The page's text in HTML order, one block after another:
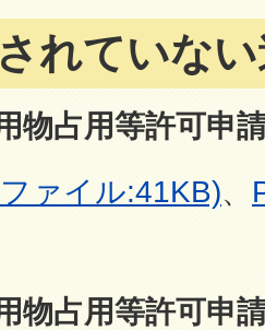
れていな
物占用等許可申
ァイル:41KB)、
物占用等許可申